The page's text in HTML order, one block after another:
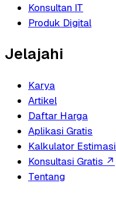
Konsultan IT
Produk Digital
Jelajahi
Karya
Artikel
Daftar Harga
Aplikasi Gratis
Kalkulator Estimasi
Konsultasi Gratis ↗
Tentang